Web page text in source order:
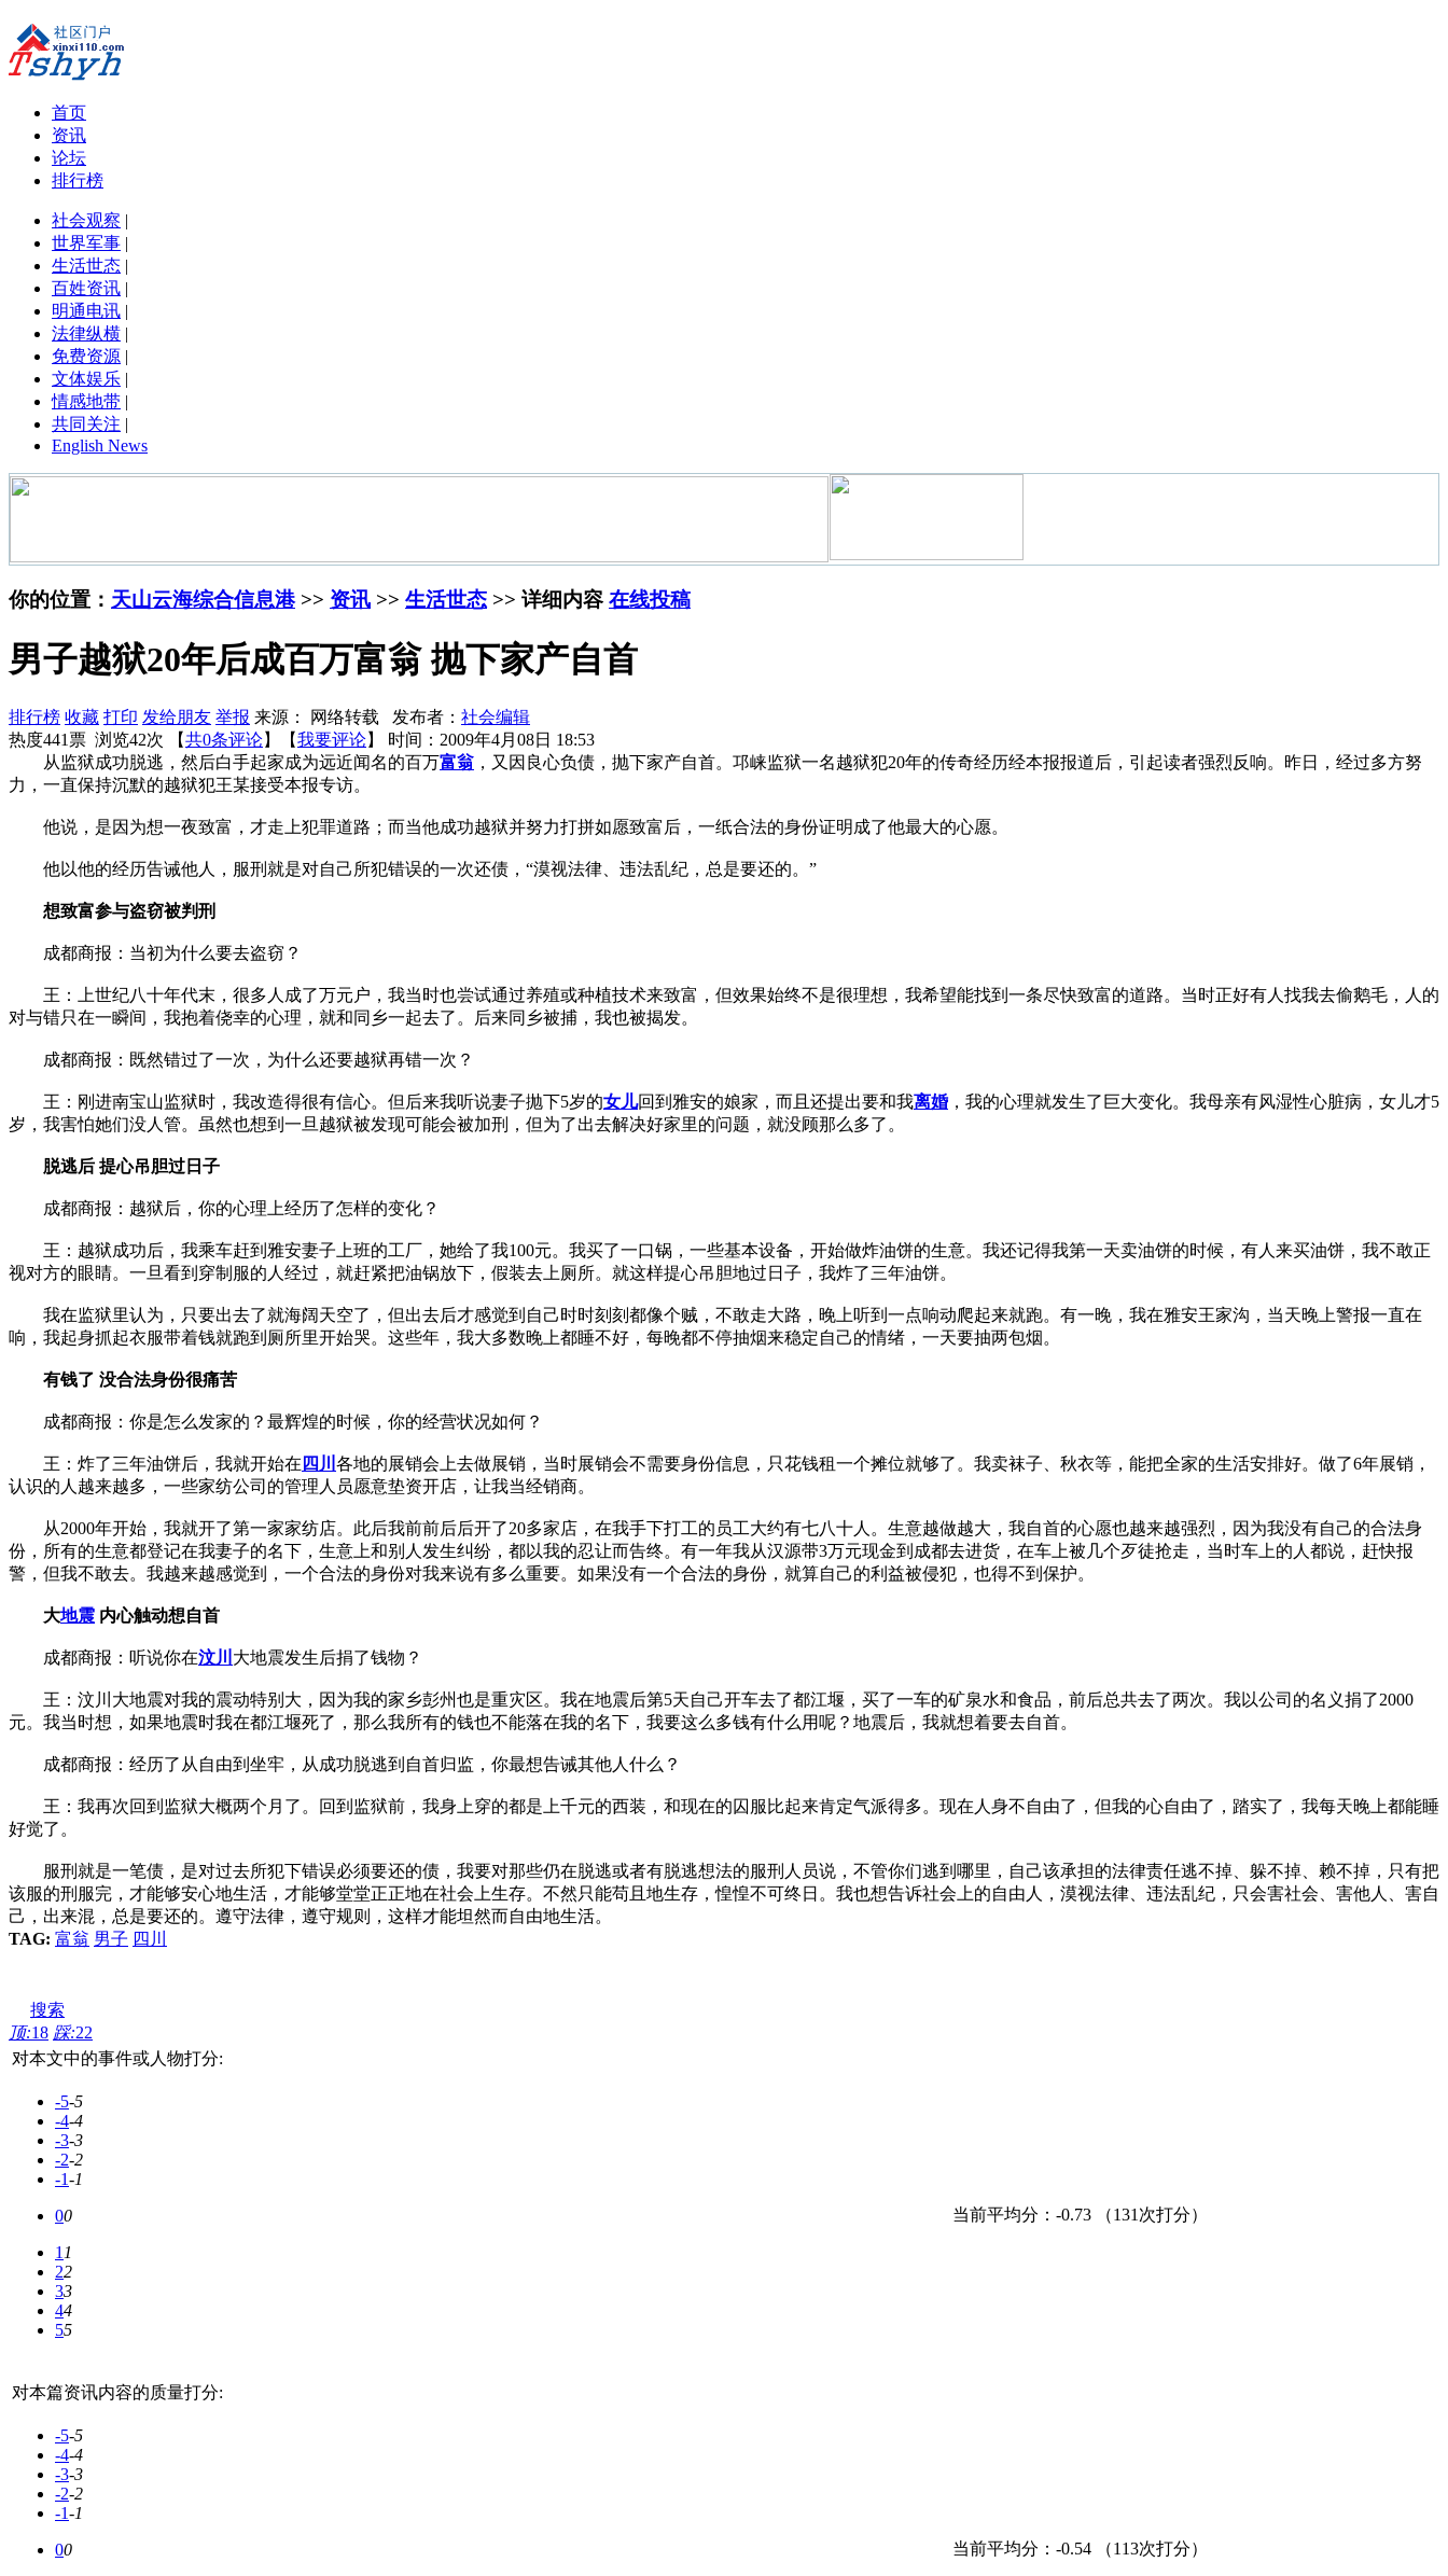
首页
资讯
论坛
排行榜
社会观察 |
世界军事 |
生活世态 |
百姓资讯 |
明通电讯 |
法律纵横 |
免费资源 |
文体娱乐 |
情感地带 |
共同关注 |
English News
你的位置： 天山云海综合信息港>> 资讯 >> 生活世态 >> 详细内容 在线投稿
男子越狱20年后成百万富翁 抛下家产自首
排行榜 收藏 打印 发给朋友 举报 来源： 网络转载 发布者： 社会编辑
热度441票 浏览42次 【共0条评论】【我要评论】 时间：2009年4月08日 18:53
从监狱成功脱逃，然后白手起家成为远近闻名的百万富翁 ，又因良心负债，抛下家产自首。邛崃监狱一名越狱犯20年的传奇经历经本报报道后，引起读者强烈反响。昨日，经过多方努
力，一直保持沉默的越狱犯王某接受本报专访。
他说，是因为想一夜致富，才走上犯罪道路；而当他成功越狱并努力打拼如愿致富后，一纸合法的身份证明成了他最大的心愿。
他以他的经历告诫他人，服刑就是对自己所犯错误的一次还债，“漠视法律、违法乱纪，总是要还的。”
想致富参与盗窃被判刑
成都商报：当初为什么要去盗窃？
王：上世纪八十年代末，很多人成了万元户，我当时也尝试通过养殖或种植技术来致富，但效果始终不是很理想，我希望能找到一条尽快致富的道路。当时正好有人找我去偷鹅毛，人的
对与错只在一瞬间，我抱着侥幸的心理，就和同乡一起去了。后来同乡被捕，我也被揭发。
成都商报：既然错过了一次，为什么还要越狱再错一次？
王：刚进南宝山监狱时，我改造得很有信心。但后来我听说妻子抛下5岁的女儿回到雅安的娘家，而且还提出要和我离婚 ，我的心理就发生了巨大变化。我母亲有风湿性心脏病，女儿才5
岁，我害怕她们没人管。虽然也想到一旦越狱被发现可能会被加刑，但为了出去解决好家里的问题，就没顾那么多了。
脱逃后 提心吊胆过日子
成都商报：越狱后，你的心理上经历了怎样的变化？
王：越狱成功后，我乘车赶到雅安妻子上班的工厂，她给了我100元。我买了一口锅，一些基本设备，开始做炸油饼的生意。我还记得我第一天卖油饼的时候，有人来买油饼，我不敢正
视对方的眼睛。一旦看到穿制服的人经过，就赶紧把油锅放下，假装去上厕所。就这样提心吊胆地过日子，我炸了三年油饼。
我在监狱里认为，只要出去了就海阔天空了，但出去后才感觉到自己时时刻刻都像个贼，不敢走大路，晚上听到一点响动爬起来就跑。有一晚，我在雅安王家沟，当天晚上警报一直在
响，我起身抓起衣服带着钱就跑到厕所里开始哭。这些年，我大多数晚上都睡不好，每晚都不停抽烟来稳定自己的情绪，一天要抽两包烟。
有钱了 没合法身份很痛苦
成都商报：你是怎么发家的？最辉煌的时候，你的经营状况如何？
王：炸了三年油饼后，我就开始在 四川 各地的展销会上去做展销，当时展销会不需要身份信息，只花钱租一个摊位就够了。我卖袜子、秋衣等，能把全家的生活安排好。做了6年展销，
认识的人越来越多，一些家纺公司的管理人员愿意垫资开店，让我当经销商。
从2000年开始，我就开了第一家家纺店。此后我前前后后开了20多家店，在我手下打工的员工大约有七八十人。生意越做越大，我自首的心愿也越来越强烈，因为我没有自己的合法身
份，所有的生意都登记在我妻子的名下，生意上和别人发生纠纷，都以我的忍让而告终。有一年我从汉源带3万元现金到成都去进货，在车上被几个歹徒抢走，当时车上的人都说，赶快报
警，但我不敢去。我越来越感觉到，一个合法的身份对我来说有多么重要。如果没有一个合法的身份，就算自己的利益被侵犯，也得不到保护。
大地震 内心触动想自首
成都商报：听说你在汶川 大地震发生后捐了钱物？
王：汶川大地震对我的震动特别大，因为我的家乡彭州也是重灾区。我在地震后第5天自己开车去了都江堰，买了一车的矿泉水和食品，前后总共去了两次。我以公司的名义捐了2000
元。我当时想，如果地震时我在都江堰死了，那么我所有的钱也不能落在我的名下，我要这么多钱有什么用呢？地震后，我就想着要去自首。
成都商报：经历了从自由到坐牢，从成功脱逃到自首归监，你最想告诫其他人什么？
王：我再次回到监狱大概两个月了。回到监狱前，我身上穿的都是上千元的西装，和现在的囚服比起来肯定气派得多。现在人身不自由了，但我的心自由了，踏实了，我每天晚上都能睡
好觉了。
服刑就是一笔债，是对过去所犯下错误必须要还的债，我要对那些仍在脱逃或者有脱逃想法的服刑人员说，不管你们逃到哪里，自己该承担的法律责任逃不掉、躲不掉、赖不掉，只有把
该服的刑服完，才能够安心地生活，才能够堂堂正正地在社会上生存。不然只能苟且地生存，惶惶不可终日。我也想告诉社会上的自由人，漠视法律、违法乱纪，只会害社会、害他人、害自
己，出来混，总是要还的。遵守法律，遵守规则，这样才能坦然而自由地生活。
TAG: 富翁 男子 四川
搜索
顶:18 踩:22
对本文中的事件或人物打分:
-5-5
-4-4
-3-3
-2-2
-1-1
00
11
22
33
44
55
当前平均分： -0.73 （131次打分）
对本篇资讯内容的质量打分:
-5-5
-4-4
-3-3
-2-2
-1-1
00
当前平均分： -0.54 （113次打分）